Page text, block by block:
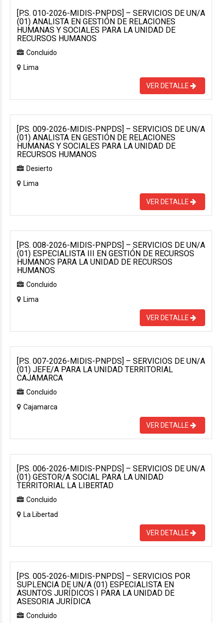
[P.S. 010-2026-MIDIS-PNPDS] – SERVICIOS DE UN/A
(01) ANALISTA EN GESTIÓN DE RELACIONES
HUMANAS Y SOCIALES PARA LA UNIDAD DE
RECURSOS HUMANOS
Concluido
Lima
VER DETALLE
[P.S. 009-2026-MIDIS-PNPDS] – SERVICIOS DE UN/A
(01) ANALISTA EN GESTIÓN DE RELACIONES
HUMANAS Y SOCIALES PARA LA UNIDAD DE
RECURSOS HUMANOS
Desierto
Lima
VER DETALLE
[P.S. 008-2026-MIDIS-PNPDS] – SERVICIOS DE UN/A
(01) ESPECIALISTA III EN GESTIÓN DE RECURSOS
HUMANOS PARA LA UNIDAD DE RECURSOS
HUMANOS
Concluido
Lima
VER DETALLE
[P.S. 007-2026-MIDIS-PNPDS] – SERVICIOS DE UN/A
(01) JEFE/A PARA LA UNIDAD TERRITORIAL
CAJAMARCA
Concluido
Cajamarca
VER DETALLE
[P.S. 006-2026-MIDIS-PNPDS] – SERVICIOS DE UN/A
(01) GESTOR/A SOCIAL PARA LA UNIDAD
TERRITORIAL LA LIBERTAD
Concluido
La Libertad
VER DETALLE
[P.S. 005-2026-MIDIS-PNPDS] – SERVICIOS POR
SUPLENCIA DE UN/A (01) ESPECIALISTA EN
ASUNTOS JURÍDICOS I PARA LA UNIDAD DE
ASESORIA JURÍDICA
Concluido